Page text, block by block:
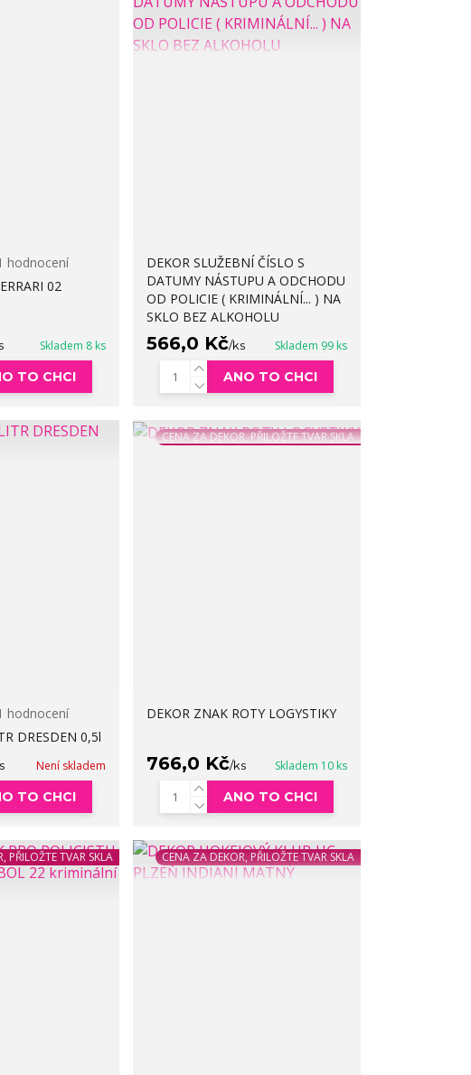
hodnocení
02
Skladem 8 ks
TO CHCI
DEKOR SLUŽEBNÍ ČÍSLO S
DATUMY NÁSTUPU A ODCHODU
OD POLICIE ( KRIMINÁLNÍ... ) NA
SKLO BEZ ALKOHOLU
566,0 Kč/ks Skladem 99 ks
ANO TO CHCI
hodnocení
DRESDEN 0,5l
Není skladem
TO CHCI
CENA ZA DEKOR, PŘILOŽTE TVAR SKLA
DEKOR ZNAK ROTY LOGYSTIKY
766,0 Kč/ks Skladem 10 ks
ANO TO CHCI
PŘILOŽTE TVAR SKLA CENA ZA DEKOR, PŘILOŽTE TVAR SKLA